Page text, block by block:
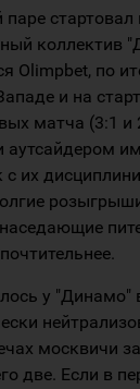
коллектив
Olimpbet, по
и на
матча (3:1 и
аутсайдером
с их
наседающие
у
москвичи
две. Если в